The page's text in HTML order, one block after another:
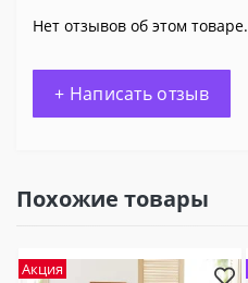
Нет отзывов об этом товаре.
+ Написать отзыв
Похожие товары
Акция